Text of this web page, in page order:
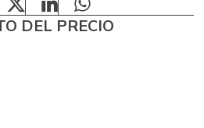
DEL PRECIO